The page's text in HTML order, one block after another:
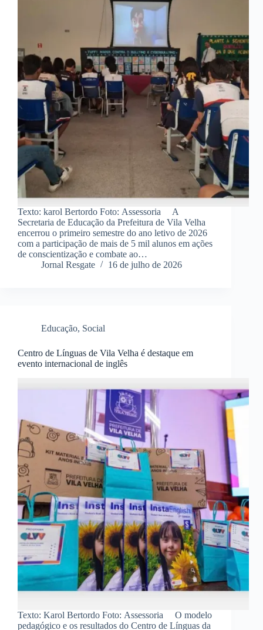
Texto: karol Bertordo Foto: Assessoria A
Secretaria de Educação da Prefeitura de Vila Velha
encerrou o primeiro semestre do ano letivo de 2026
com a participação de mais de 5 mil alunos em ações
de conscientização e combate ao…
Jornal Resgate
16 de julho de 2026
Educação, Social
Centro de Línguas de Vila Velha é destaque em
evento internacional de inglês
Texto: Karol Bertordo Foto: Assessoria O modelo
pedagógico e os resultados do Centro de Línguas da